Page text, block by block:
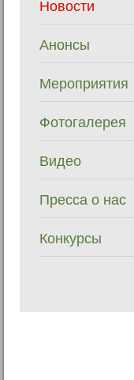
Новости
Анонсы
Мероприятия
Фотогалерея
Видео
Пресса о нас
Конкурсы